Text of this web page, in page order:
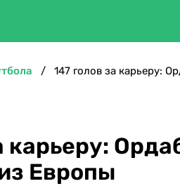
147 голов за карьеру:
карьеру:
Европы